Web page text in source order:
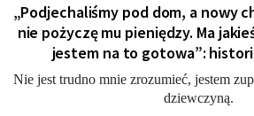
„Podjechaliśmy pod dom, a nowy
nie pożyczę mu pieniędzy. Ma
jestem na to gotowa”:
Nie jest trudno mnie zrozumieć, jestem
dziewczyną.